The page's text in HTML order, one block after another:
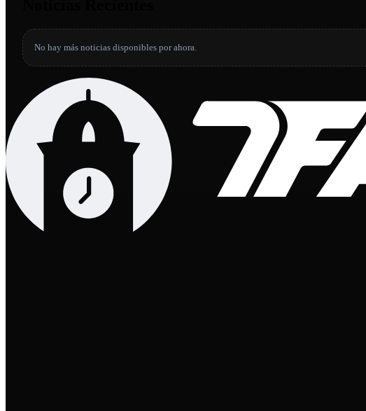
No hay más noticias disponibles por ahora.